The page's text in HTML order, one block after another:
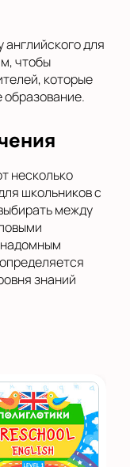
для
чтобы
которые
несколько
школьников с
между
знаний